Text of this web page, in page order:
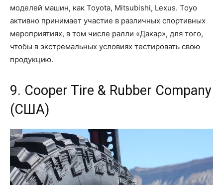
моделей машин, как Toyota, Mitsubishi, Lexus. Toyo
активно принимает участие в различных спортивных
мероприятиях, в том числе ралли «Дакар», для того,
чтобы в экстремальных условиях тестировать свою
продукцию.
9. Cooper Tire & Rubber Company
(США)